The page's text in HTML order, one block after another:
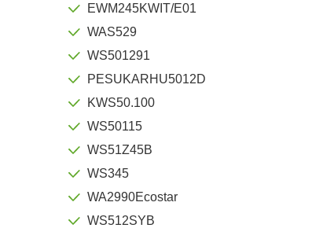
EWM245KWIT/E01
WAS529
WS501291
PESUKARHU5012D
KWS50.100
WS50115
WS51Z45B
WS345
WA2990Ecostar
WS512SYB